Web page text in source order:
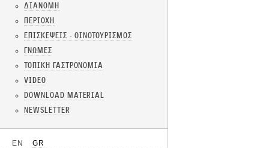
ΔΙΑΝΟΜΗ
ΠΕΡΙΟΧΗ
ΕΠΙΣΚΕΨΕΙΣ - ΟΙΝΟΤΟΥΡΙΣΜΟΣ
ΓΝΩΜΕΣ
ΤΟΠΙΚΗ ΓΑΣΤΡΟΝΟΜΙΑ
VIDEO
DOWNLOAD MATERIAL
NEWSLETTER
EN GR